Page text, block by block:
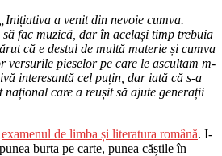
„Inițiativa a venit din nevoie cumva.
fac muzică, dar în același timp trebuia
că e destul de multă materie și cumva
versurile pieselor pe care le ascultam m-
interesantă cel puțin, dar iată că s-a
care a reușit să ajute generații
examenul de limba și literatura română. I-
burta pe carte, punea căștile în